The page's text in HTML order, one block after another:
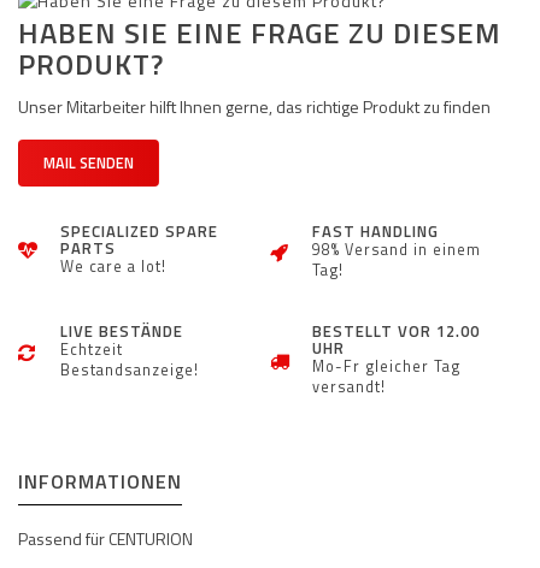
HABEN SIE EINE FRAGE ZU DIESEM
PRODUKT?
Unser Mitarbeiter hilft Ihnen gerne, das richtige Produkt zu finden
MAIL SENDEN
SPECIALIZED SPARE
PARTS
We care a lot!
FAST HANDLING
98% Versand in einem
Tag!
LIVE BESTÄNDE
Echtzeit
Bestandsanzeige!
BESTELLT VOR 12.00
UHR
Mo-Fr gleicher Tag
versandt!
INFORMATIONEN
Passend für CENTURION